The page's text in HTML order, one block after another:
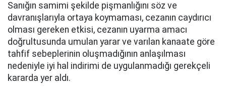
Sanığın samimi şekilde pişmanlığını söz ve
davranışlarıyla ortaya koymaması, cezanın caydırıcı
olması gereken etkisi, cezanın uyarma amacı
doğrultusunda umulan yarar ve varılan kanaate göre
tahfif sebeplerinin oluşmadığının anlaşılması
nedeniyle iyi hal indirimi de uygulanmadığı gerekçeli
kararda yer aldı.